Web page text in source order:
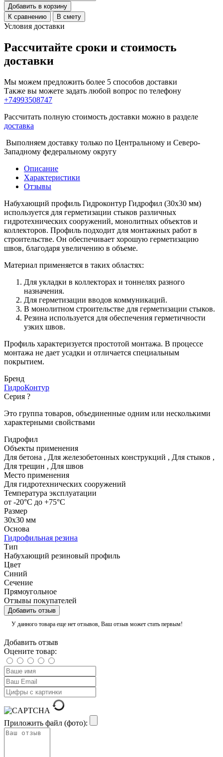
Добавить в корзину
К сравнению
В смету
Условия доставки
Рассчитайте сроки и стоимость
доставки
Мы можем предложить более 5 способов доставки
Также вы можете задать любой вопрос по телефону
+74993508747
Рассчитать полную стоимость доставки можно в разделе
доставка
Выполняем доставку только по Центральному и Северо-
Западному федеральному округу
Описание
Характеристики
Отзывы
Набухающий профиль Гидроконтур Гидрофил (30х30 мм)
используется для герметизации стыков различных
гидротехнических сооружений, монолитных объектов и
коллекторов. Профиль подходит для монтажных работ в
строительстве. Он обеспечивает хорошую герметизацию
швов, благодаря увеличению в объеме.
Материал применяется в таких областях:
Для укладки в коллекторах и тоннелях разного
назначения.
Для герметизации вводов коммуникаций.
В монолитном строительстве для герметизации стыков.
Резина используется для обеспечения герметичности
узких швов.
Профиль характеризуется простотой монтажа. В процессе
монтажа не дает усадки и отличается специальным
покрытием.
Бренд
ГидроКонтур
Серия ?
Это группа товаров, объединенные одним или несколькими
характерными свойствами
Гидрофил
Объекты применения
Для бетона , Для железобетонных конструкций , Для стыков ,
Для трещин , Для швов
Место применения
Для гидротехнических сооружений
Температура эксплуатации
от -20°C до +75°C
Размер
30х30 мм
Основа
Гидрофильная резина
Тип
Набухающий резиновый профиль
Цвет
Синий
Сечение
Прямоугольное
Отзывы покупателей
Добавить отзыв
У данного товара еще нет отзывов, Ваш отзыв может стать первым!
Добавить отзыв
Оцените товар:
Приложить файл (фото):